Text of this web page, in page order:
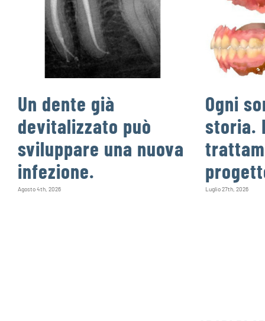
Un dente già
devitalizzato può
sviluppare una nuova
infezione.
Agosto 4th, 2026
Ogni
storia.
Luglio 27th, 2026